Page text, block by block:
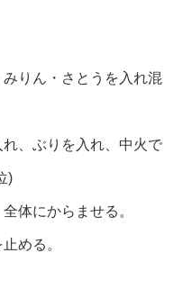
りん・さとうを入れ混
、ぶりを入れ、中火で
)
体にからませる。
める。